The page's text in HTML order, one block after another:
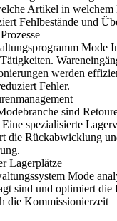
Artikel in
Fehlbestände und
Mode
werden
Fehler.
sind
spezialisierte
die Rückabwicklung
Lagerplätze
Mode
sind und optimiert die
die Kommissionierzeit